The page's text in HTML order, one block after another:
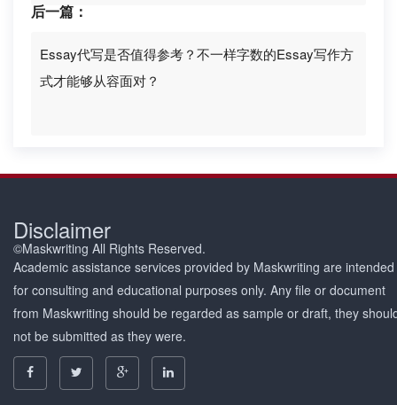
后一篇：
Essay代写是否值得参考？不一样字数的Essay写作方
式才能够从容面对？
Disclaimer
©Maskwriting All Rights Reserved.
Academic assistance services provided by Maskwriting are intended
for consulting and educational purposes only. Any file or document
from Maskwriting should be regarded as sample or draft, they
not be submitted as they were.